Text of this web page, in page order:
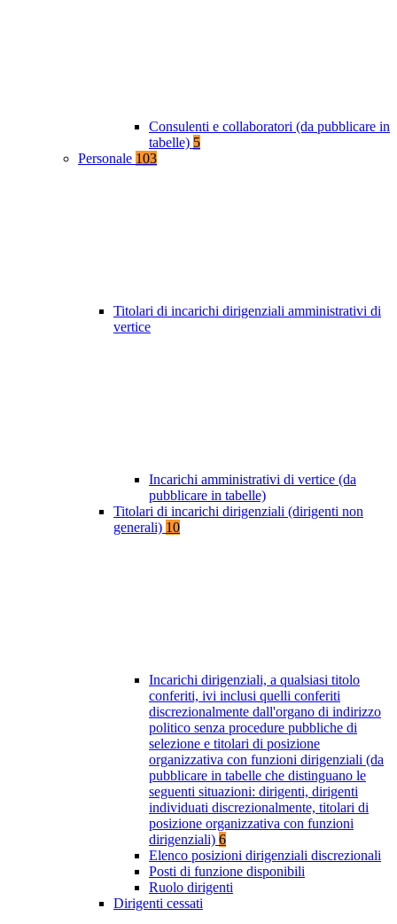
Consulenti e collaboratori (da pubblicare in
tabelle) 5
Personale 103
Titolari di incarichi dirigenziali amministrativi di
vertice
Incarichi amministrativi di vertice (da
pubblicare in tabelle)
Titolari di incarichi dirigenziali (dirigenti non
generali) 10
Incarichi dirigenziali, a qualsiasi titolo
conferiti, ivi inclusi quelli conferiti
discrezionalmente dall'organo di indirizzo
politico senza procedure pubbliche di
selezione e titolari di posizione
organizzativa con funzioni dirigenziali (da
pubblicare in tabelle che distinguano le
seguenti situazioni: dirigenti, dirigenti
individuati discrezionalmente, titolari di
posizione organizzativa con funzioni
dirigenziali) 6
Elenco posizioni dirigenziali discrezionali
Posti di funzione disponibili
Ruolo dirigenti
Dirigenti cessati